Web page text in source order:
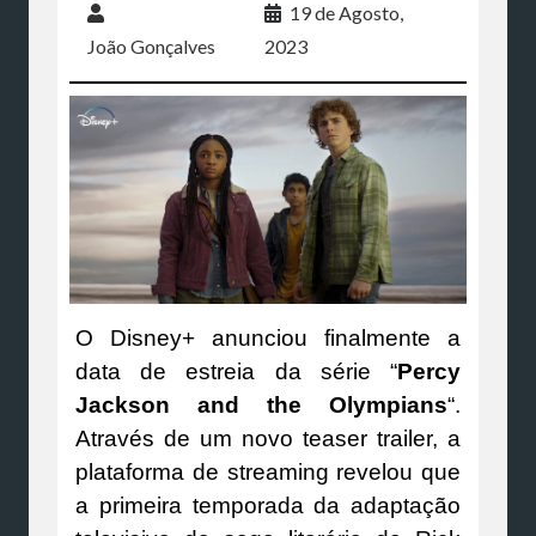
João Gonçalves
19 de Agosto,
2023
O Disney+ anunciou finalmente a
data de estreia da série “Percy
Jackson and the Olympians“.
Através de um novo teaser trailer, a
plataforma de streaming revelou que
a primeira temporada da adaptação